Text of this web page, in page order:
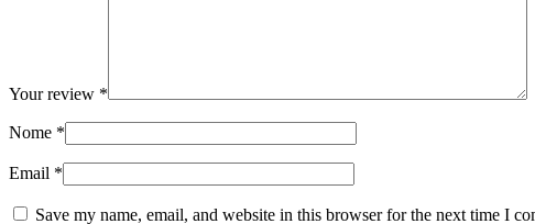
Your review *
Nome *
Email *
Save my name, email, and website in this browser for the next time I